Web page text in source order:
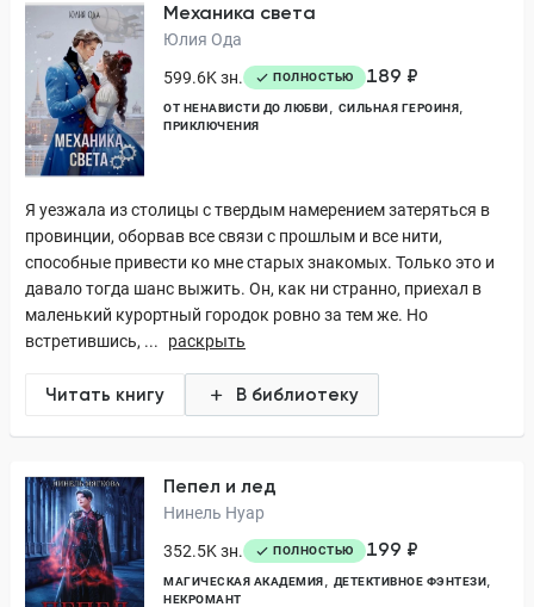
Механика света
Юлия Ода
599.6K зн.
ПОЛНОСТЬЮ 189 ₽
ОТ НЕНАВИСТИ ДО ЛЮБВИ
СИЛЬНАЯ ГЕРОИНЯ
ПРИКЛЮЧЕНИЯ
Я уезжала из столицы с твердым намерением затеряться в
провинции, оборвав все связи с прошлым и все нити,
способные привести ко мне старых знакомых. Только это и
давало тогда шанс выжить. Он, как ни странно, приехал в
маленький курортный городок ровно за тем же. Но
встретившись, ...
раскрыть
Читать книгу В библиотеку
Пепел и лед
Нинель Нуар
352.5K зн.
ПОЛНОСТЬЮ 199 ₽
МАГИЧЕСКАЯ АКАДЕМИЯ
ДЕТЕКТИВНОЕ ФЭНТЕЗИ
НЕКРОМАНТ